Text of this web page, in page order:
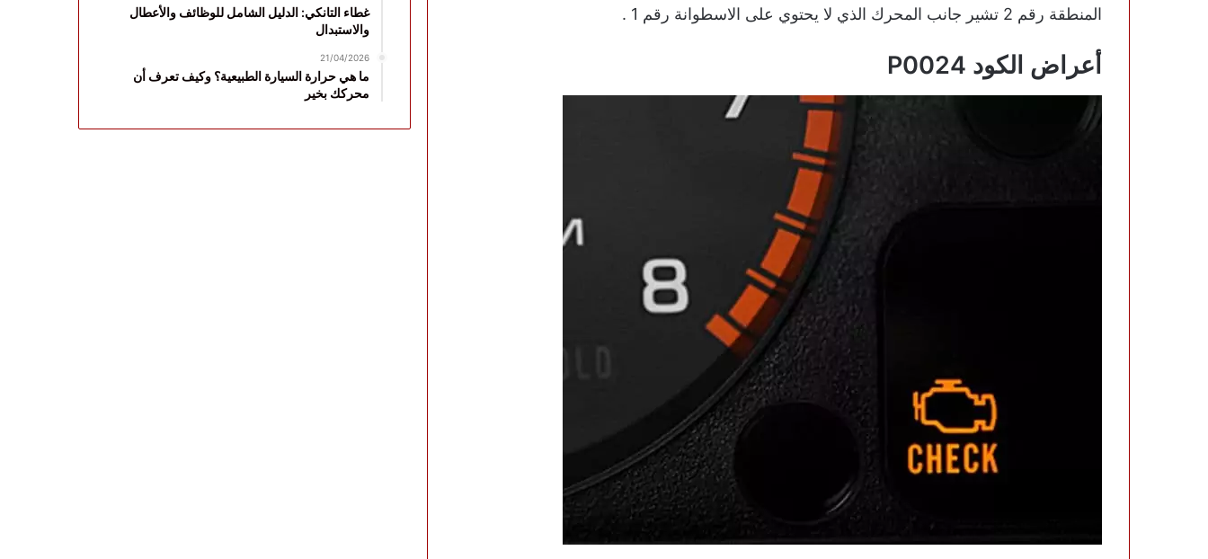
المنطقة رقم 2 تشير جانب المحرك الذي لا يحتوي على الاسطوانة رقم 1 .
أعراض الكود P0024
غطاء التانكي: الدليل الشامل للوظائف والأعطال
والاستبدال
21/04/2026
ما هي حرارة السيارة الطبيعية؟ وكيف تعرف أن
محركك بخير